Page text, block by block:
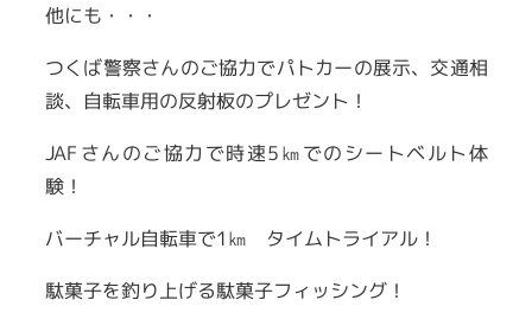
他にも・・・
つくば警察さんのご協力でパトカーの展示、交通相
談、自転車用の反射板のプレゼント！
JAFさんのご協力で時速5㎞でのシートベルト体
験！
バーチャル自転車で1㎞ タイムトライアル！
駄菓子を釣り上げる駄菓子フィッシング！